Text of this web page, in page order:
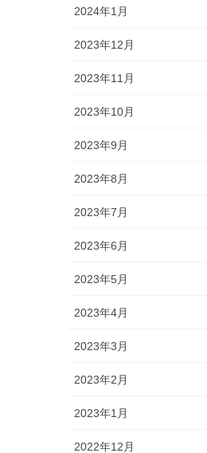
2024年1月
2023年12月
2023年11月
2023年10月
2023年9月
2023年8月
2023年7月
2023年6月
2023年5月
2023年4月
2023年3月
2023年2月
2023年1月
2022年12月